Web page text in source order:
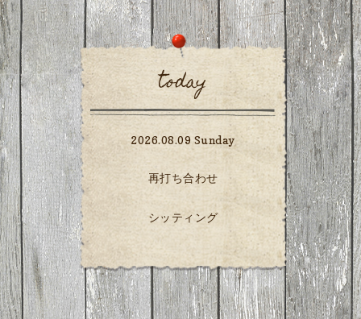
today
2026.08.09 Sunday
再打ち合わせ
シッティング